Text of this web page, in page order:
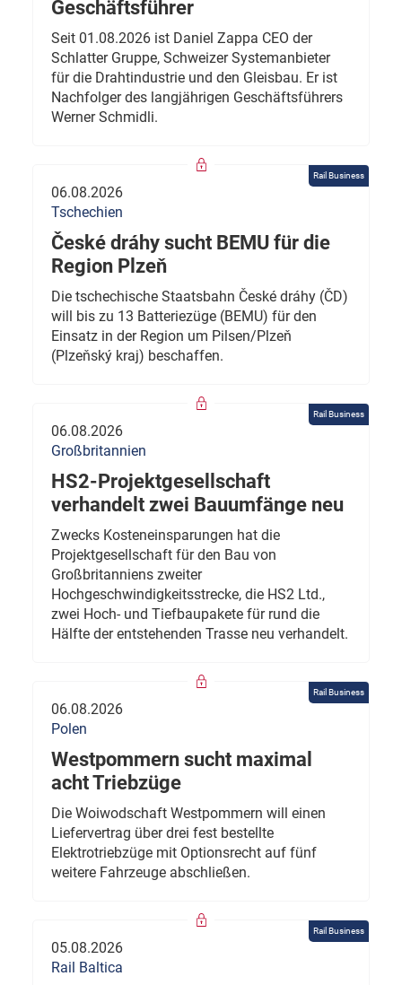
Geschäftsführer
Seit 01.08.2026 ist Daniel Zappa CEO der
Schlatter Gruppe, Schweizer Systemanbieter
für die Drahtindustrie und den Gleisbau. Er ist
Nachfolger des langjährigen Geschäftsführers
Werner Schmidli.
Rail Business
06.08.2026
Tschechien
České dráhy sucht BEMU für die
Region Plzeň
Die tschechische Staatsbahn České dráhy (ČD)
will bis zu 13 Batteriezüge (BEMU) für den
Einsatz in der Region um Pilsen/Plzeň
(Plzeňský kraj) beschaffen.
Rail Business
06.08.2026
Großbritannien
HS2-Projektgesellschaft
verhandelt zwei Bauumfänge neu
Zwecks Kosteneinsparungen hat die
Projektgesellschaft für den Bau von
Großbritanniens zweiter
Hochgeschwindigkeitsstrecke, die HS2 Ltd.,
zwei Hoch- und Tiefbaupakete für rund die
Hälfte der entstehenden Trasse neu verhandelt.
Rail Business
06.08.2026
Polen
Westpommern sucht maximal
acht Triebzüge
Die Woiwodschaft Westpommern will einen
Liefervertrag über drei fest bestellte
Elektrotriebzüge mit Optionsrecht auf fünf
weitere Fahrzeuge abschließen.
Rail Business
05.08.2026
Rail Baltica